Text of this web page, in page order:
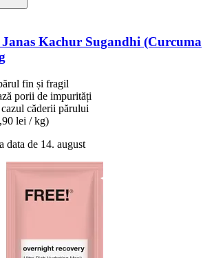
Kachur Sugandhi (Curcuma
fin și fragil
porii de impurități
căderii părului
lei / kg)
data de 14. august